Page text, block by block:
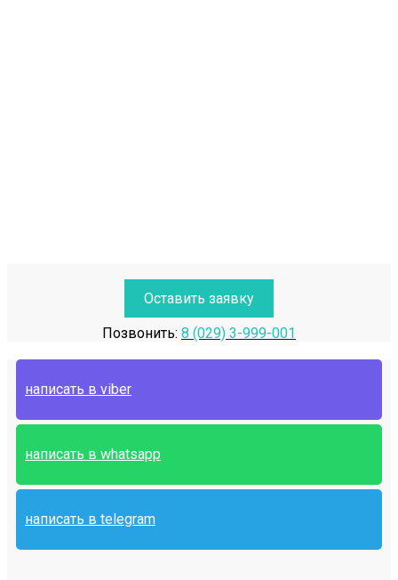
Оставить заявку
Позвонить: 8 (029) 3-999-001
написать в viber
написать в whatsapp
написать в telegram